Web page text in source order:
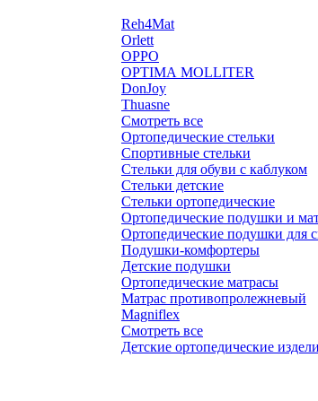
Reh4Mat
Orlett
OPPO
OPTIMA MOLLITER
DonJoy
Thuasne
Смотреть все
Ортопедические стельки
Спортивные стельки
Стельки для обуви с каблуком
Стельки детские
Стельки ортопедические
Ортопедические подушки и
Ортопедические подушки для
Подушки-комфортеры
Детские подушки
Ортопедические матрасы
Матрас противопролежневый
Magniflex
Смотреть все
Детские ортопедические